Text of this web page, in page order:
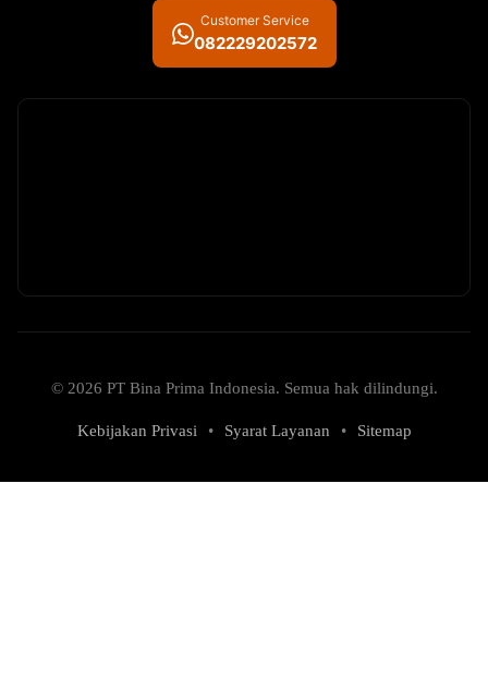
Customer Service
082229202572
© 2026 PT Bina Prima Indonesia. Semua hak dilindungi.
Kebijakan Privasi • Syarat Layanan • Sitemap